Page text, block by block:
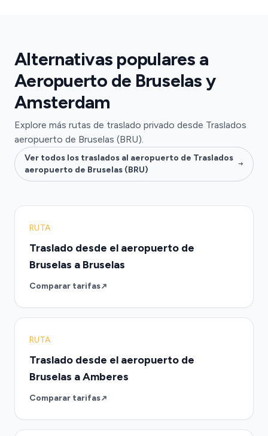
Alternativas populares a
Aeropuerto de Bruselas y
Amsterdam
Explore más rutas de traslado privado desde Traslados
aeropuerto de Bruselas (BRU).
Ver todos los traslados al aeropuerto de Traslados
aeropuerto de Bruselas (BRU)
RUTA
Traslado desde el aeropuerto de
Bruselas a Bruselas
Comparar tarifas
RUTA
Traslado desde el aeropuerto de
Bruselas a Amberes
Comparar tarifas